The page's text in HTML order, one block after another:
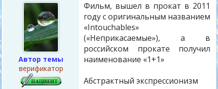
Автор темы
верификатор
Фильм, вышел в прокат в 2011
году с оригинальным названием
«Intouchables»
(«Неприкасаемые»), а в
российском прокате получил
наименование «1+1»
Абстрактный экспрессионизм